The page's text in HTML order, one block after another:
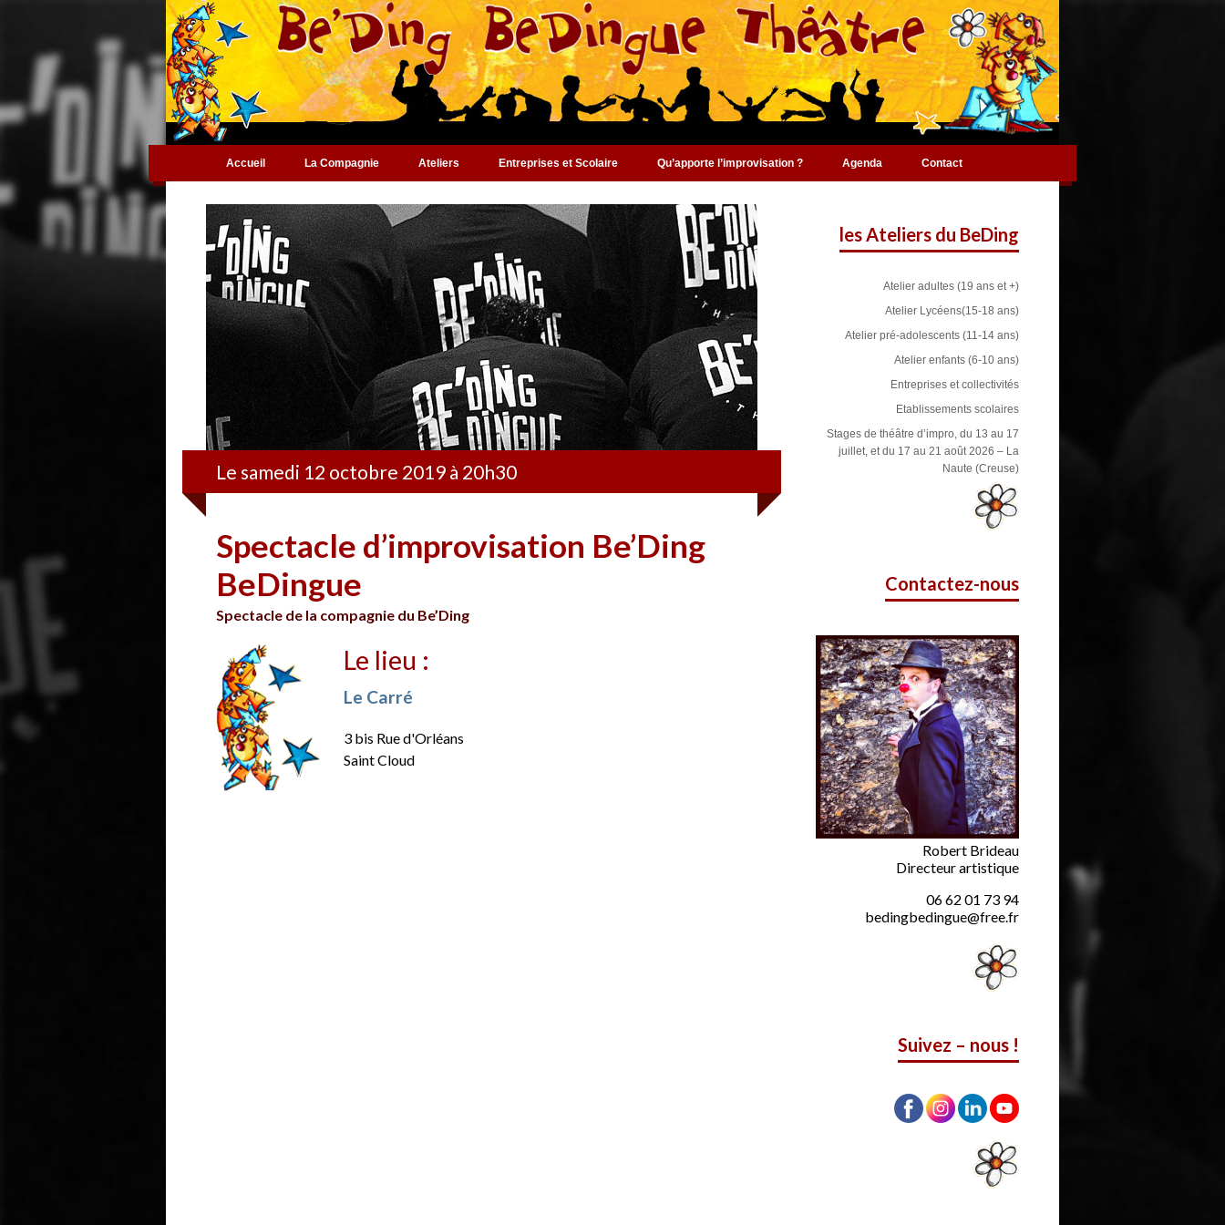
Accueil La Compagnie Ateliers Entreprises et Scolaire Qu’apporte l’improvisation ? Agenda Contact
Le samedi 12 octobre 2019 à 20h30
Spectacle d’improvisation Be’Ding
BeDingue
Spectacle de la compagnie du Be’Ding
Le lieu :
Le Carré
3 bis Rue d'Orléans
Saint Cloud
les Ateliers du BeDing
Atelier adultes (19 ans et +)
Atelier Lycéens(15-18 ans)
Atelier pré-adolescents (11-14 ans)
Atelier enfants (6-10 ans)
Entreprises et collectivités
Etablissements scolaires
Stages de théâtre d’impro, du 13 au 17
juillet, et du 17 au 21 août 2026 – La
Naute (Creuse)
Contactez-nous
Robert Brideau
Directeur artistique
06 62 01 73 94
bedingbedingue@free.fr
Suivez – nous !